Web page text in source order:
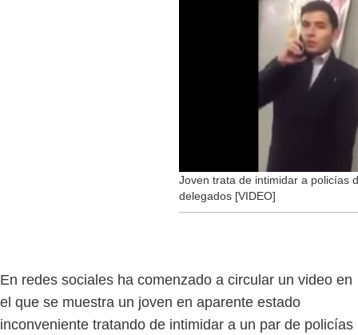
Joven trata de intimidar a policías
delegados [VIDEO]
En redes sociales ha comenzado a circular un video en
el que se muestra un joven en aparente estado
inconveniente tratando de intimidar a un par de policías